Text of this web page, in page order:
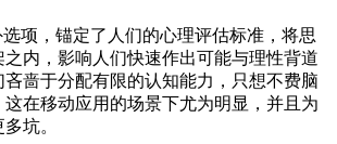
项，锚定了人们的心理评估标准，将思
内，影响人们快速作出可能与理性背道
啬于分配有限的认知能力，只想不费脑
在移动应用的场景下尤为明显，并且为
坑。